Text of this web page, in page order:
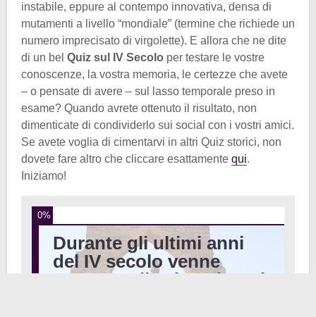
instabile, eppure al contempo innovativa, densa di
mutamenti a livello “mondiale” (termine che richiede un
numero imprecisato di virgolette). E allora che ne dite
di un bel Quiz sul IV Secolo per testare le vostre
conoscenze, la vostra memoria, le certezze che avete
– o pensate di avere – sul lasso temporale preso in
esame? Quando avrete ottenuto il risultato, non
dimenticate di condividerlo sui social con i vostri amici.
Se avete voglia di cimentarvi in altri Quiz storici, non
dovete fare altro che cliccare esattamente qui.
Iniziamo!
0%
Durante gli ultimi anni
del IV secolo venne
eretta quella che ad oggi